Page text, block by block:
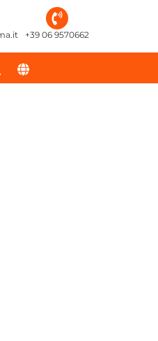
+39 06 9570662